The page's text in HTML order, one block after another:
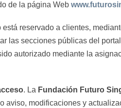
de la página Web
reservado a clientes,
las secciones públicas del
autorizado mediante la
. La Fundación Futuro
aviso, modificaciones y